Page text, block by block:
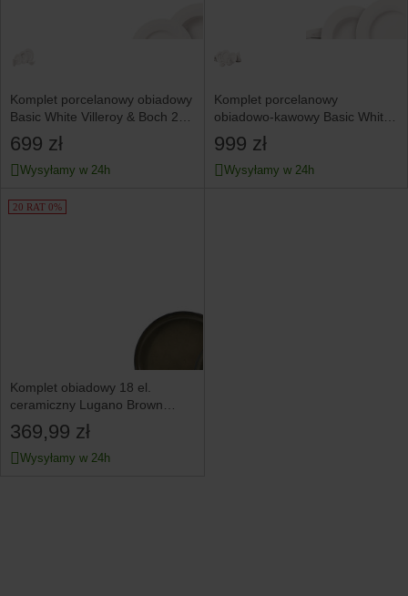
Komplet porcelanowy obiadowy
Basic White Villeroy & Boch 20
el.
699 zł
Wysyłamy w 24h
Komplet porcelanowy
obiadowo-kawowy Basic White
Villeroy & Boch 30 el.
999 zł
Wysyłamy w 24h
20 RAT 0%
Komplet obiadowy 18 el.
ceramiczny Lugano Brown
brązowy
369,99 zł
Wysyłamy w 24h